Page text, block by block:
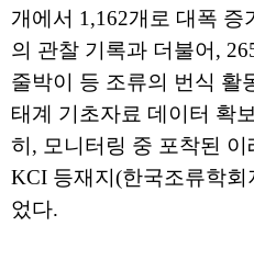
개에서 1,162개로 대폭 증
의 관찰 기록과 더불어,
줄박이 등 조류의 번식 활
태계 기초자료 데이터 확
히, 모니터링 중 포착된
KCI 등재지(한국조류학
었다.